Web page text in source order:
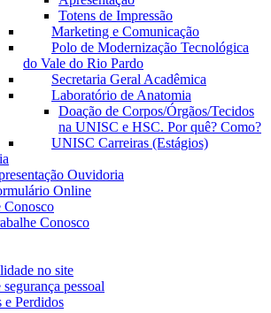
Totens de Impressão
Marketing e Comunicação
Polo de Modernização Tecnológica
do Vale do Rio Pardo
Secretaria Geral Acadêmica
Laboratório de Anatomia
Doação de Corpos/Órgãos/Tecidos
na UNISC e HSC. Por quê? Como?
UNISC Carreiras (Estágios)
Ouvidoria
Online
Conosco
Conosco
no site
pessoal
e Perdidos